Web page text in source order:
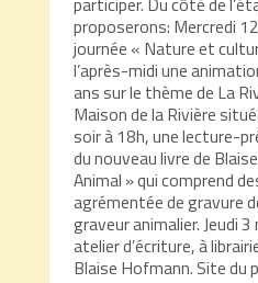
proposerons: Mercredi
journée « Nature et
l’après-midi une
ans sur le thème de La
Maison de la Rivière
soir à 18h, une lecture-
du nouveau livre de
Animal » qui comprend
agrémentée de gravure
graveur animalier. Jeudi
atelier d’écriture, à
Blaise Hofmann. Site du